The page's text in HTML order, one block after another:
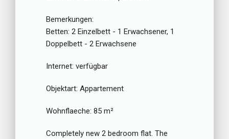
Bemerkungen:
Betten: 2 Einzelbett - 1 Erwachsener, 1
Doppelbett - 2 Erwachsene
Internet: verfügbar
Objektart: Appartement
Wohnflaeche: 85 m²
Completely new 2 bedroom flat. The